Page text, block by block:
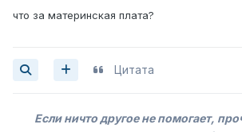
что за материнская плата?
Цитата
Если ничто другое не помогает,